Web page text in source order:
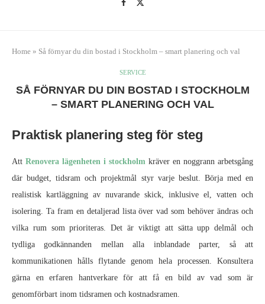
Home » Så förnyar du din bostad i Stockholm – smart planering och val
SERVICE
SÅ FÖRNYAR DU DIN BOSTAD I STOCKHOLM
– SMART PLANERING OCH VAL
Praktisk planering steg för steg
Att Renovera lägenheten i stockholm kräver en noggrann arbetsgång
där budget, tidsram och projektmål styr varje beslut. Börja med en
realistisk kartläggning av nuvarande skick, inklusive el, vatten och
isolering. Ta fram en detaljerad lista över vad som behöver ändras och
vilka rum som prioriteras. Det är viktigt att sätta upp delmål och
tydliga godkännanden mellan alla inblandade parter, så att
kommunikationen hålls flytande genom hela processen. Konsultera
gärna en erfaren hantverkare för att få en bild av vad som är
genomförbart inom tidsramen och kostnadsramen.